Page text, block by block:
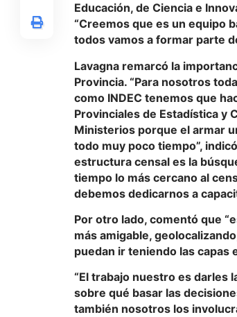
Educación, de Ciencia e
“Creemos que es un equipo
todos vamos a formar parte
Lavagna remarcó la
Provincia. “Para nosotros
como INDEC tenemos que
Provinciales de Estadística y
Ministerios porque el armar
todo muy poco tiempo”,
estructura censal es la
tiempo lo más cercano al
debemos dedicarnos a
Por otro lado, comentó que
más amigable,
puedan ir teniendo las capas
“El trabajo nuestro es darles
sobre qué basar las
también nosotros los